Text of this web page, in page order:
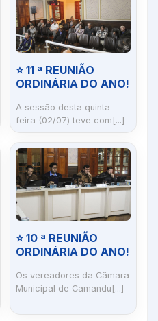
⭐ 11 ª REUNIÃO
ORDINÁRIA DO ANO!
A sessão desta quinta-
feira (02/07) teve com[...]
⭐ 10 ª REUNIÃO
ORDINÁRIA DO ANO!
Os vereadores da Câmara
Municipal de Camandu[...]